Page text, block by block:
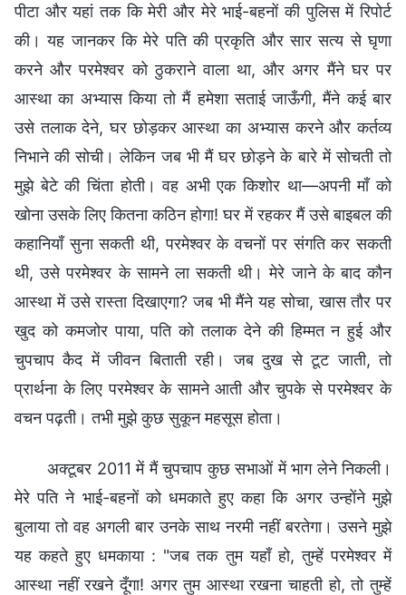
पीटा और यहां तक कि मेरी और मेरे भाई-बहनों की पुलिस में रिपोर्ट
की। यह जानकर कि मेरे पति की प्रकृति और सार सत्य से घृणा
करने और परमेश्वर को ठुकराने वाला था, और अगर मैंने घर पर
आस्था का अभ्यास किया तो मैं हमेशा सताई जाऊँगी, मैंने कई बार
उसे तलाक देने, घर छोड़कर आस्था का अभ्यास करने और कर्तव्य
निभाने की सोची। लेकिन जब भी मैं घर छोड़ने के बारे में सोचती तो
मुझे बेटे की चिंता होती। वह अभी एक किशोर था—अपनी माँ को
खोना उसके लिए कितना कठिन होगा! घर में रहकर मैं उसे बाइबल की
कहानियाँ सुना सकती थी, परमेश्वर के वचनों पर संगति कर सकती
थी, उसे परमेश्वर के सामने ला सकती थी। मेरे जाने के बाद कौन
आस्था में उसे रास्ता दिखाएगा? जब भी मैंने यह सोचा, खास तौर पर
खुद को कमजोर पाया, पति को तलाक देने की हिम्मत न हुई और
चुपचाप कैद में जीवन बिताती रही। जब दुख से टूट जाती, तो
प्रार्थना के लिए परमेश्वर के सामने आती और चुपके से परमेश्वर के
वचन पढ़ती। तभी मुझे कुछ सुकून महसूस होता।
अक्टूबर 2011 में मैं चुपचाप कुछ सभाओं में भाग लेने निकली।
मेरे पति ने भाई-बहनों को धमकाते हुए कहा कि अगर उन्होंने मुझे
बुलाया तो वह अगली बार उनके साथ नरमी नहीं बरतेगा। उसने मुझे
यह कहते हुए धमकाया : "जब तक तुम यहाँ हो, तुम्हें परमेश्वर में
आस्था नहीं रखने दूँगा! अगर तुम आस्था रखना चाहती हो, तो तुम्हें